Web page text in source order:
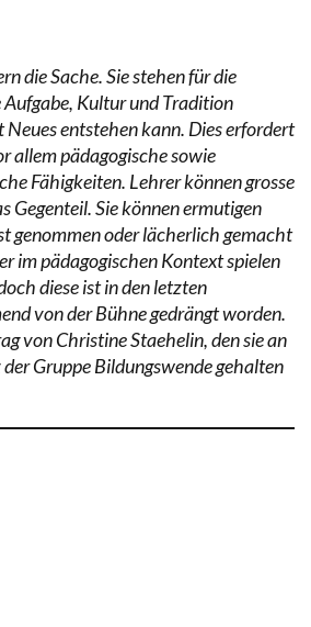
die Sache. Sie stehen für die
Aufgabe, Kultur und Tradition
entstehen kann. Dies erfordert
allem pädagogische sowie
Fähigkeiten. Lehrer können grosse
Gegenteil. Sie können ermutigen
genommen oder lächerlich gemacht
im pädagogischen Kontext spielen
diese ist in den letzten
von der Bühne gedrängt worden.
von Christine Staehelin, den sie an
Gruppe Bildungswende gehalten